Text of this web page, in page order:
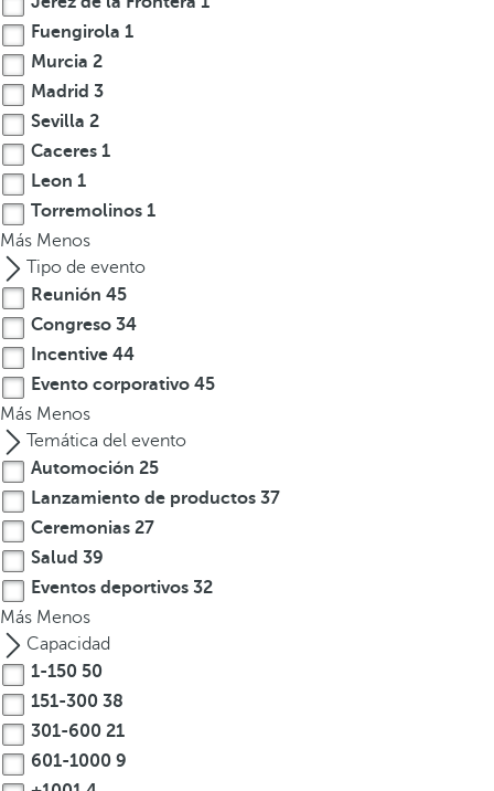
a
t
e
c
l
a
d
e
f
c
h
a
h
a
c
i
a
a
a
j
o
p
a
r
a
n
Fuengirola 1
Murcia 2
Madrid 3
Sevilla 2
Caceres 1
Leon 1
Torremolinos 1
Más Menos
Tipo de evento
Reunión 45
Congreso 34
Incentive 44
Evento corporativo 45
Más Menos
Temática del evento
Automoción 25
Lanzamiento de productos 37
Ceremonias 27
Salud 39
Eventos deportivos 32
Más Menos
Capacidad
1-150 50
151-300 38
301-600 21
601-1000 9